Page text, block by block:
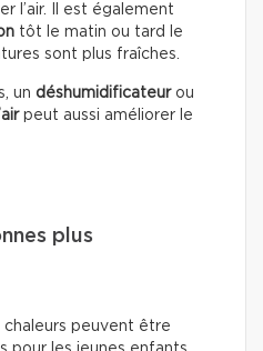
l’air. Il est également
tôt le matin ou tard le
sont plus fraîches.
un déshumidificateurou
peut aussi améliorer le
plus
chaleurs peuvent être